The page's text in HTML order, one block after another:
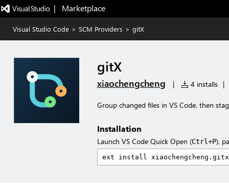
|   Marketplace
Visual Studio Code > SCM Providers > gitX
gitX
xiaochengcheng | 4 installs |
Group changed files in VS Code, then
Installation
Launch VS Code Quick Open (Ctrl+P),